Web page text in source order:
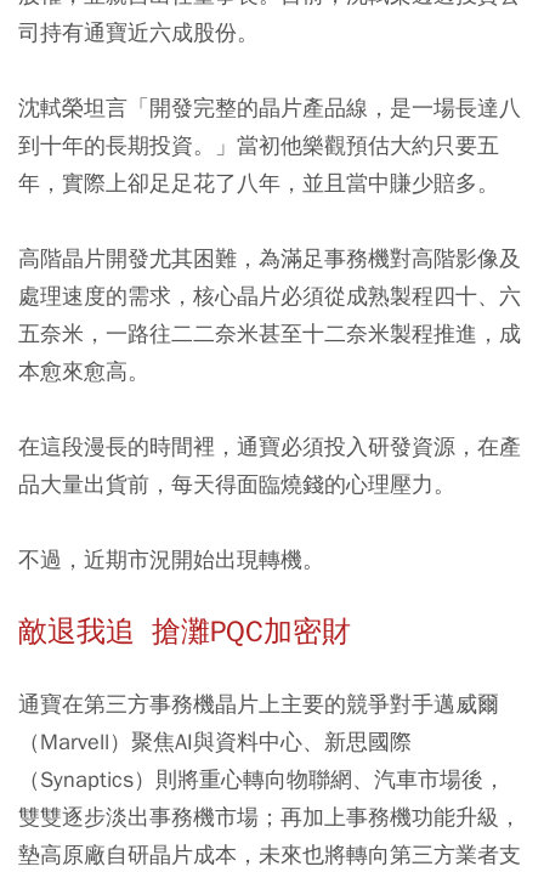
司持有通寶近六成股份。
沈軾榮坦言「開發完整的晶片產品線，是一場長達八
到十年的長期投資。」當初他樂觀預估大約只要五
年，實際上卻足足花了八年，並且當中賺少賠多。
高階晶片開發尤其困難，為滿足事務機對高階影像及
處理速度的需求，核心晶片必須從成熟製程四十、六
五奈米，一路往二二奈米甚至十二奈米製程推進，成
本愈來愈高。
在這段漫長的時間裡，通寶必須投入研發資源，在產
品大量出貨前，每天得面臨燒錢的心理壓力。
不過，近期市況開始出現轉機。
敵退我追 搶灘PQC加密財
通寶在第三方事務機晶片上主要的競爭對手邁威爾
（Marvell）聚焦AI與資料中心、新思國際
（Synaptics）則將重心轉向物聯網、汽車市場後，
雙雙逐步淡出事務機市場；再加上事務機功能升級，
墊高原廠自研晶片成本，未來也將轉向第三方業者支